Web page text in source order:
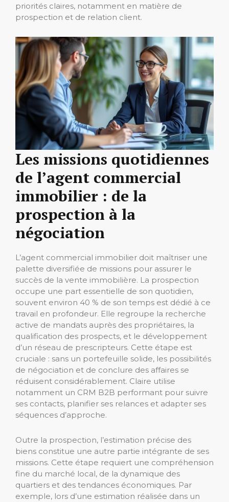
priorités claires, notamment en matière de
prospection et de relation client.
Les missions quotidiennes
de l’agent commercial
immobilier : de la
prospection à la
négociation
L’agent commercial immobilier doit maîtriser une
palette diversifiée de missions pour assurer le
succès de la vente immobilière. La prospection
occupe une part essentielle de son quotidien,
souvent environ 40 % de son temps est dédié à ce
travail en profondeur. Elle regroupe la recherche
active de mandats auprès des propriétaires, la
qualification des prospects, et le développement
d’un réseau de prescripteurs. Cette étape est
cruciale : sans un portefeuille solide, les possibilités
de négociation et de conclure des affaires se
réduisent considérablement. Claire utilise
notamment un CRM B2B performant pour suivre
ses contacts, planifier ses relances et adapter ses
séquences d’approche.
Outre la prospection, l’estimation précise des
biens constitue une autre partie intégrante de ses
missions. Cette étape requiert une compréhension
fine du marché local, de la dynamique des
quartiers et des tendances économiques. Par
exemple, lors d’une estimation réalisée dans un